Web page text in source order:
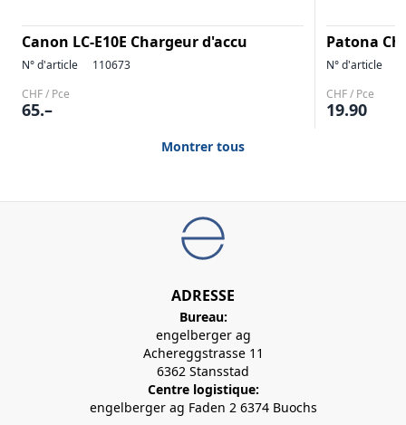
Canon LC-E10E Chargeur d'accu
N° d'article
110673
CHF / Pce
65.–
Patona
N° d'article
CHF / Pce
19.90
Montrer tous
ADRESSE
Bureau:
engelberger ag
Achereggstrasse 11
6362 Stansstad
Centre logistique:
engelberger ag Faden 2 6374 Buochs